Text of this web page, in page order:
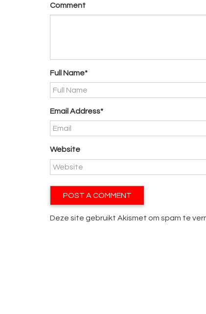
Comment
Full Name*
Email Address*
Website
Deze site gebruikt Akismet om spam te